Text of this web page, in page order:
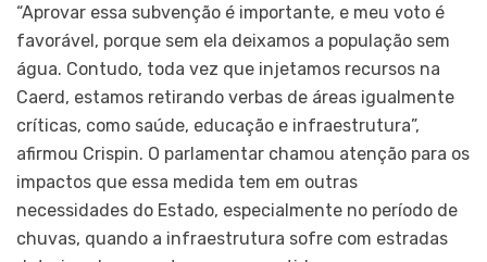
“Aprovar essa subvenção é importante, e meu voto é
favorável, porque sem ela deixamos a população sem
água. Contudo, toda vez que injetamos recursos na
Caerd, estamos retirando verbas de áreas igualmente
críticas, como saúde, educação e infraestrutura”,
afirmou Crispin. O parlamentar chamou atenção para os
impactos que essa medida tem em outras
necessidades do Estado, especialmente no período de
chuvas, quando a infraestrutura sofre com estradas